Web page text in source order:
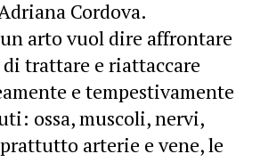
Cordova.
arto vuol dire affrontare
trattare e riattaccare
e tempestivamente
ossa, muscoli, nervi,
arterie e vene, le